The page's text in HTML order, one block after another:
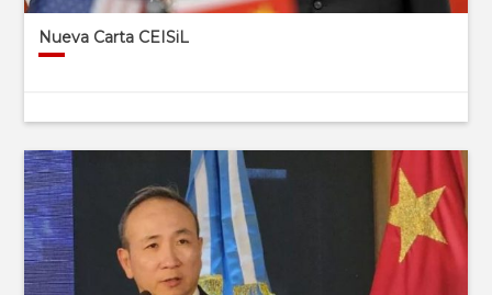
Nueva Carta CEISiL